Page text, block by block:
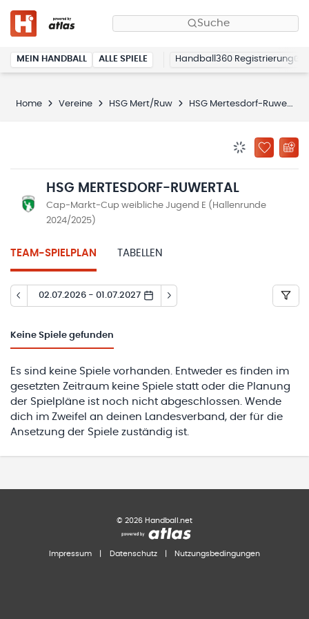
Suche
MEIN HANDBALL ALLE SPIELE Handball360 Registrierung
Home Vereine HSG Mert/Ruw HSG Mertesdorf-Ruwertal
ZU
HSG MERTESDORF-RUWERTAL
Cap-Markt-Cup weibliche Jugend E (Hallenrunde
2024/2025)
TEAM-SPIELPLAN TABELLEN
02.07.2026 - 01.07.2027
Keine Spiele gefunden
Es sind keine Spiele vorhanden. Entweder es finden im
gesetzten Zeitraum keine Spiele statt oder die Planung
der Spielpläne ist noch nicht abgeschlossen. Wende
dich im Zweifel an deinen Landesverband, der für die
Ansetzung der Spiele zuständig ist.
© 2026 Handball.net
Impressum Datenschutz Nutzungsbedingungen